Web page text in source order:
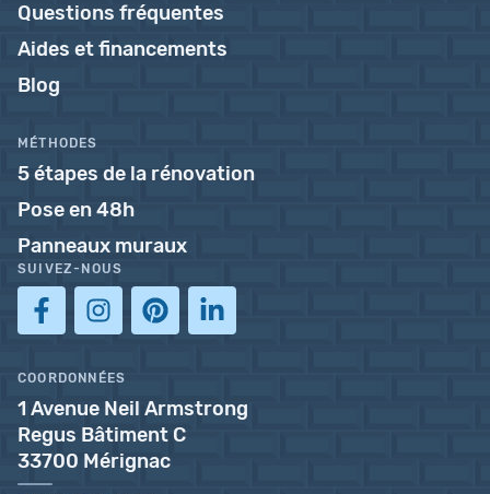
Questions fréquentes
Aides et financements
Blog
MÉTHODES
5 étapes de la rénovation
Pose en 48h
Panneaux muraux
SUIVEZ-NOUS
COORDONNÉES
1 Avenue Neil Armstrong
Regus Bâtiment C
33700 Mérignac